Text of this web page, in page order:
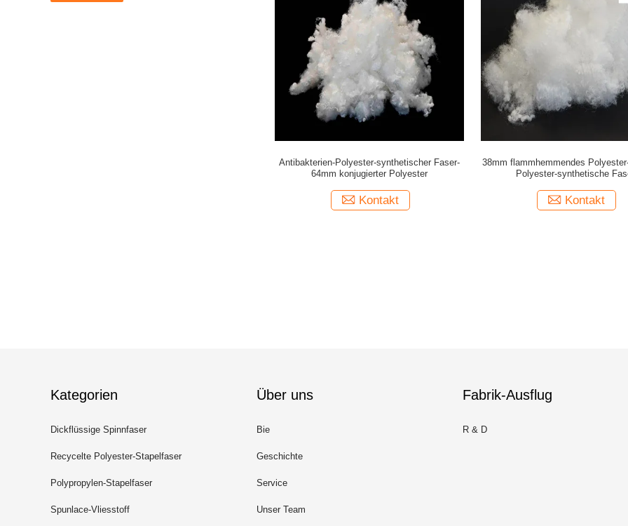
Antibakterien-Polyester-synthetischer Faser-
64mm konjugierter Polyester
Kontakt
38mm flammhemmendes
Polyester-synthetische
Kontakt
Kategorien
Dickflüssige Spinnfaser
Recycelte Polyester-Stapelfaser
Polypropylen-Stapelfaser
Spunlace-Vliesstoff
Über uns
Bie
Geschichte
Service
Unser Team
Fabrik-Ausflug
R & D